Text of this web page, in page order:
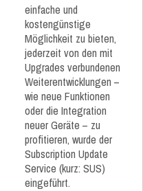
einfache und
kostengünstige
Möglichkeit zu bieten,
jederzeit von den mit
Upgrades verbundenen
Weiterentwicklungen –
wie neue Funktionen
oder die Integration
neuer Geräte – zu
profitieren, wurde der
Subscription Update
Service (kurz: SUS)
eingeführt.